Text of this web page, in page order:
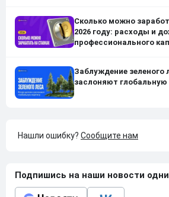
Сколько можно
2026 году: расходы и
профессионального
Заблуждение зеленого
заслоняют глобальную
Нашли ошибку? Сообщите нам
Подпишись на наши новости